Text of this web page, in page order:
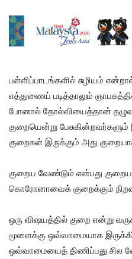
பள்ளிப்பாடங்களில் சுழியம்
எத்துணைப் படித்தாலும்
போனால் தோல்வியைத்தான்
குறையென்று பேசுகின்றவர்களும்
குறைகள் இருக்கும் அது
குறைய வேண்டும் என்பது
கொரோனாவைக் குறைக்கும்
ஒரு விஷயத்தில் குறை என்று
மூளைக்கு ஒவ்வாமையாக
ஒவ்வாமையைத் திணிப்பது சில